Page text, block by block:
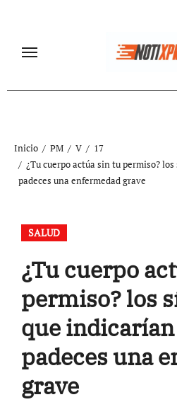
contenido
Inicio PM V
17
¿Tu cuerpo actúa sin tu permiso?
padeces una enfermedad grave
SALUD
¿Tu cuerpo
permiso? los
que
padeces una
grave